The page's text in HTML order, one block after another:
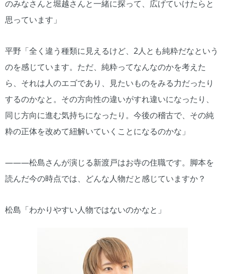
のみなさんと堀越さんと一緒に探って、広げていけたらと
思っています」
平野「全く違う種類に見えるけど、2人とも純粋だなという
のを感じています。ただ、純粋ってなんなのかを考えた
ら、それは人のエゴであり、見たいものをみる力だったり
するのかなと。その方向性の違いがすれ違いになったり、
同じ方向に進む気持ちになったり。今後の稽古で、その純
粋の正体を改めて紐解いていくことになるのかな」
―――松島さんが演じる新渡戸はお寺の住職です。脚本を
読んだ今の時点では、どんな人物だと感じていますか？
松島「わかりやすい人物ではないのかなと」